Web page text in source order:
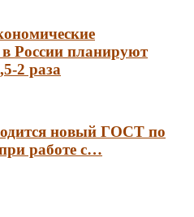
в России планируют
2 раза
новый ГОСТ по
работе с…